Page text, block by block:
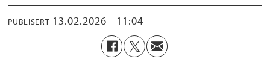
PUBLISERT 13.02.2026 - 11:04